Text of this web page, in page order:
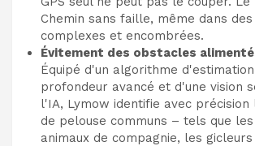
Chemin sans faille, même dans
complexes et encombrées.
Évitement des obstacles
Équipé d'un algorithme
profondeur avancé et d'une vision
l'IA, Lymow identifie avec
de pelouse communs – tels que
animaux de compagnie, les